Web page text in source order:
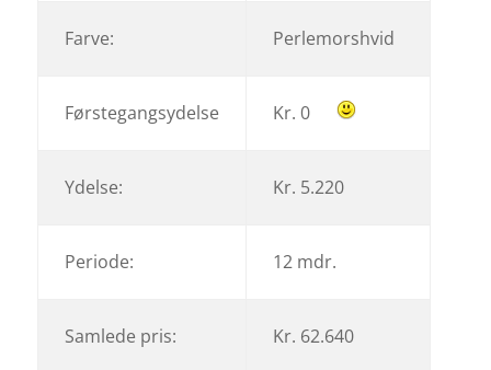
Farve: Perlemorshvid
Førstegangsydelse Kr. 0
Ydelse: Kr. 5.220
Periode: 12 mdr.
Samlede pris: Kr. 62.640